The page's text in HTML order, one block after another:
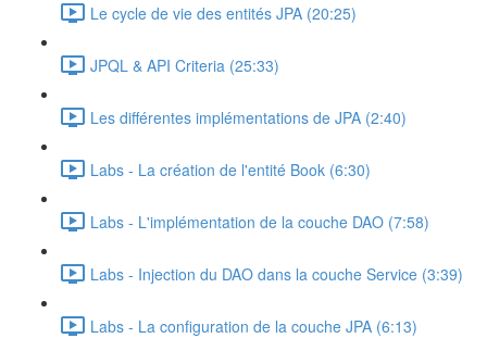
Le cycle de vie des entités JPA (20:25)
JPQL & API Criteria (25:33)
Les différentes implémentations de JPA (2:40)
Labs - La création de l'entité Book (6:30)
Labs - L'implémentation de la couche DAO (7:58)
Labs - Injection du DAO dans la couche Service (3:39)
Labs - La configuration de la couche JPA (6:13)